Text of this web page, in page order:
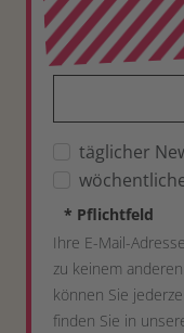
täglicher
* Pflichtfeld
Ihre E-Mail-
zu keinem
können Sie
finden Sie in